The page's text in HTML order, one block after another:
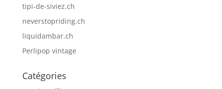
tipi-de-siviez.ch
neverstopriding.ch
liquidambar.ch
Perlipop vintage
Catégories